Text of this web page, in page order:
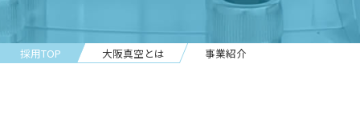
採用TOP 大阪真空とは 事業紹介